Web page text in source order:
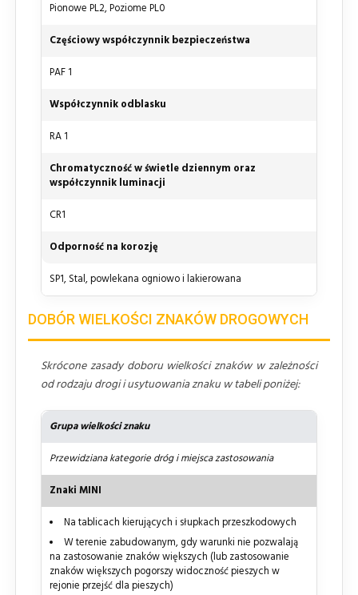
Pionowe PL2, Poziome PL0
Częściowy współczynnik bezpieczeństwa
PAF 1
Współczynnik odblasku
RA 1
Chromatyczność w świetle dziennym oraz
współczynnik luminacji
CR1
Odporność na korozję
SP1, Stal, powlekana ogniowo i lakierowana
DOBÓR WIELKOŚCI ZNAKÓW DROGOWYCH
Skrócone zasady doboru wielkości znaków w zależności
od rodzaju drogi i usytuowania znaku w tabeli poniżej:
Grupa wielkości znaku
Przewidziana kategorie dróg i miejsca zastosowania
Znaki MINI
Na tablicach kierujących i słupkach przeszkodowych
W terenie zabudowanym, gdy warunki nie pozwalają
na zastosowanie znaków większych (lub zastosowanie
znaków większych pogorszy widoczność pieszych w
rejonie przejść dla pieszych)